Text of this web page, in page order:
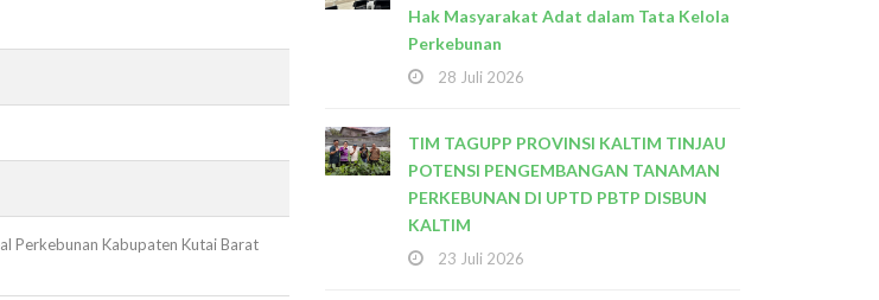
Perkebunan Kabupaten Kutai Barat
Hak Masyarakat Adat dalam Tata Kelola
Perkebunan
28 Juli 2026
TIM TAGUPP PROVINSI KALTIM TINJAU
POTENSI PENGEMBANGAN TANAMAN
PERKEBUNAN DI UPTD PBTP DISBUN
KALTIM
23 Juli 2026